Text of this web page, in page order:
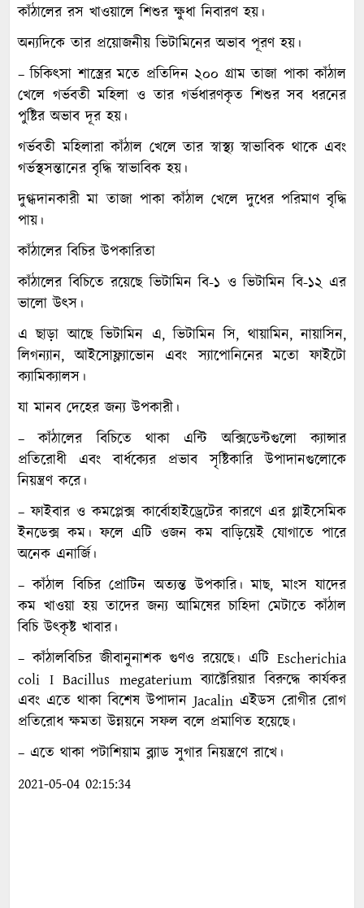
কাঁঠালের রস খাওয়ালে শিশুর ক্ষুধা নিবারণ হয়।
অন্যদিকে তার প্রয়োজনীয় ভিটামিনের অভাব পূরণ হয়।
– চিকিৎসা শাস্ত্রের মতে প্রতিদিন ২০০ গ্রাম তাজা পাকা কাঁঠাল
খেলে গর্ভবতী মহিলা ও তার গর্ভধারণকৃত শিশুর সব ধরনের
পুষ্টির অভাব দূর হয়।
গর্ভবতী মহিলারা কাঁঠাল খেলে তার স্বাস্থ্য স্বাভাবিক থাকে এবং
গর্ভস্থসন্তানের বৃদ্ধি স্বাভাবিক হয়।
দুগ্ধদানকারী মা তাজা পাকা কাঁঠাল খেলে দুধের পরিমাণ বৃদ্ধি
পায়।
কাঁঠালের বিচির উপকারিতা
কাঁঠালের বিচিতে রয়েছে ভিটামিন বি-১ ও ভিটামিন বি-১২ এর
ভালো উৎস।
এ ছাড়া আছে ভিটামিন এ, ভিটামিন সি, থায়ামিন, নায়াসিন,
লিগন্যান, আইসোফ্ল্যাভোন এবং স্যাপোনিনের মতো ফাইটো
ক্যামিক্যালস।
যা মানব দেহের জন্য উপকারী।
– কাঁঠালের বিচিতে থাকা এন্টি অক্সিডেন্টগুলো ক্যান্সার
প্রতিরোধী এবং বার্ধক্যের প্রভাব সৃষ্টিকারি উপাদানগুলোকে
নিয়ন্ত্রণ করে।
– ফাইবার ও কমপ্লেক্স কার্বোহাইড্রেটের কারণে এর গ্লাইসেমিক
ইনডেক্স কম। ফলে এটি ওজন কম বাড়িয়েই যোগাতে পারে
অনেক এনার্জি।
– কাঁঠাল বিচির প্রোটিন অত্যন্ত উপকারি। মাছ, মাংস যাদের
কম খাওয়া হয় তাদের জন্য আমিষের চাহিদা মেটাতে কাঁঠাল
বিচি উৎকৃষ্ট খাবার।
– কাঁঠালবিচির জীবানুনাশক গুণও রয়েছে। এটি Escherichia
coli I Bacillus megaterium ব্যাক্টেরিয়ার বিরুদ্ধে কার্যকর
এবং এতে থাকা বিশেষ উপাদান Jacalin এইডস রোগীর রোগ
প্রতিরোধ ক্ষমতা উন্নয়নে সফল বলে প্রমাণিত হয়েছে।
– এতে থাকা পটাশিয়াম ব্ল্যাড সুগার নিয়ন্ত্রণে রাখে।
2021-05-04 02:15:34